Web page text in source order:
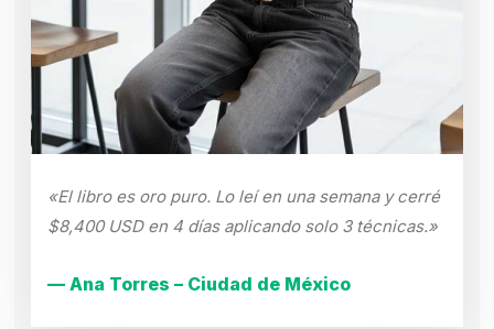
«El libro es oro puro. Lo leí en una semana y cerré
$8,400 USD en 4 días aplicando solo 3 técnicas.»
— Ana Torres – Ciudad de México